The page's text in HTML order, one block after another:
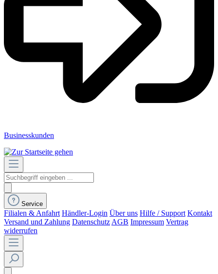
Businesskunden
Service
Filialen & Anfahrt Händler-Login Über uns Hilfe / Support Kontakt
Versand und Zahlung Datenschutz AGB Impressum Vertrag
widerrufen